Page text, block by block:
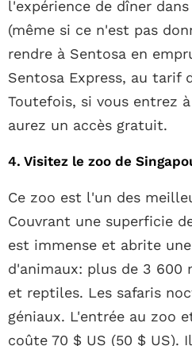
l'expérience de dîner
(même si ce n'est pas
rendre à Sentosa en
Sentosa Express, au tarif
Toutefois, si vous entrez
aurez un accès gratuit.
4. Visitez le zoo de
Ce zoo est l'un des
Couvrant une superficie
est immense et abrite
d'animaux: plus de 3 600
et reptiles. Les safaris
géniaux. L'entrée au zoo
coûte 70 $ US (50 $ US).